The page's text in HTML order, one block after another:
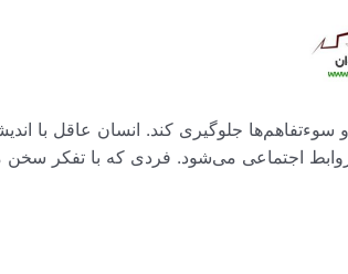
سوءتفاهم‌ها جلوگیری کند. انسان عاقل با
اجتماعی می‌شود. فردی که با تفکر سخن